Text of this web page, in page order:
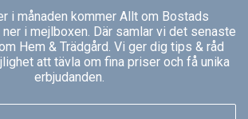
i månaden kommer Allt om Bostads
i mejlboxen. Där samlar vi det senaste
Hem & Trädgård. Vi ger dig tips & råd
att tävla om fina priser och få unika
erbjudanden.